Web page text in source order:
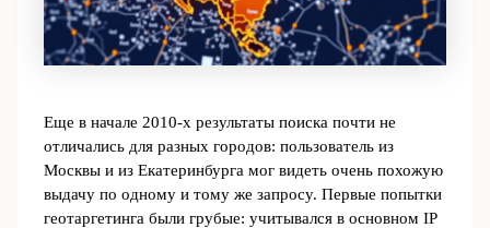
Еще в начале 2010‑х результаты поиска почти не
отличались для разных городов: пользователь из
Москвы и из Екатеринбурга мог видеть очень похожую
выдачу по одному и тому же запросу. Первые попытки
геотаргетинга были грубые: учитывался в основном IP